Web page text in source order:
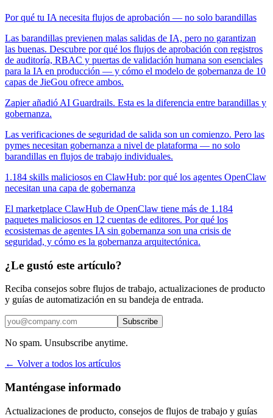
Por qué tu IA necesita flujos de aprobación — no solo barandillas
Las barandillas previenen malas salidas de IA, pero no garantizan
las buenas. Descubre por qué los flujos de aprobación con registros
de auditoría, RBAC y puertas de validación humana son esenciales
para la IA en producción — y cómo el modelo de gobernanza de 10
capas de JieGou ofrece ambos.
Zapier añadió AI Guardrails. Esta es la diferencia entre barandillas y
gobernanza.
Las verificaciones de seguridad de salida son un comienzo. Pero las
pymes necesitan gobernanza a nivel de plataforma — no solo
barandillas en flujos de trabajo individuales.
1.184 skills maliciosos en ClawHub: por qué los agentes OpenClaw
necesitan una capa de gobernanza
El marketplace ClawHub de OpenClaw tiene más de 1.184
paquetes maliciosos en 12 cuentas de editores. Por qué los
ecosistemas de agentes IA sin gobernanza son una crisis de
seguridad, y cómo es la gobernanza arquitectónica.
¿Le gustó este artículo?
Reciba consejos sobre flujos de trabajo, actualizaciones de producto
y guías de automatización en su bandeja de entrada.
Subscribe
No spam. Unsubscribe anytime.
← Volver a todos los artículos
Manténgase informado
Actualizaciones de producto, consejos de flujos de trabajo y guías